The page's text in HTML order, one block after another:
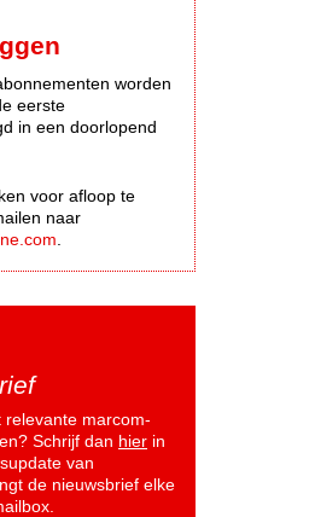
worden
eerste
in een doorlopend
voor afloop te
naar
relevante marcom-
Schrijf dan hier in
van
de nieuwsbrief elke